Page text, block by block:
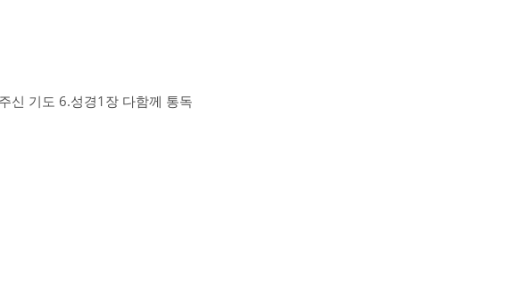
신 기도 6.성경1장 다함께 통독